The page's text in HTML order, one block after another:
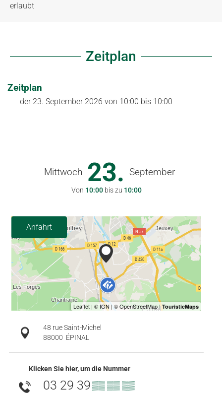
erlaubt
Zeitplan
Zeitplan
der 23. September 2026 von 10:00 bis 10:00
Mittwoch 23. September
Von 10:00 bis zu 10:00
Anfahrt
48 rue Saint-Michel
88000 ÉPINAL
Klicken Sie hier, um die Nummer
03 29 39▒▒ ▒▒ ▒▒